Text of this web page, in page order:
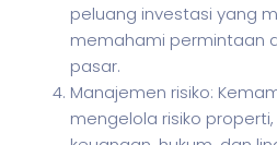
peluang investasi yang
memahami permintaan
pasar.
Manajemen risiko:
mengelola risiko